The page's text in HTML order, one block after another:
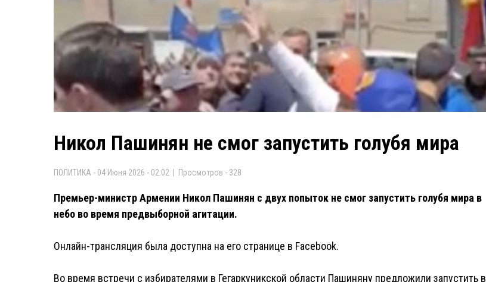
Никол Пашинян не смог запустить голубя мира
ПОЛИТИКА - 04 Июня 2026 - 02:02 | Просмотров - 328
Премьер-министр Армении Никол Пашинян с двух попыток не смог запустить голубя мира в
небо во время предвыборной агитации.
Онлайн-трансляция была доступна на его странице в Facebook.
Во время встречи с избирателями в Гегаркуникской области Пашиняну предложили запустить в